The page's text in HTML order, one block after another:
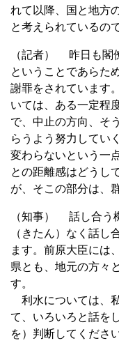
れて以降、国と地方
と考えられているの
（記者） 昨日も閣
ということであらた
謝罪をされています
いては、ある一定程
で、中止の方向、そ
らうよう努力してい
変わらないという一
との距離感はどうし
が、そこの部分は、
（知事） 話し合う
（きたん）なく話し
ます。前原大臣には
県とも、地元の方々
す。
利水については、
て、いろいろと話を
を）判断してくださ